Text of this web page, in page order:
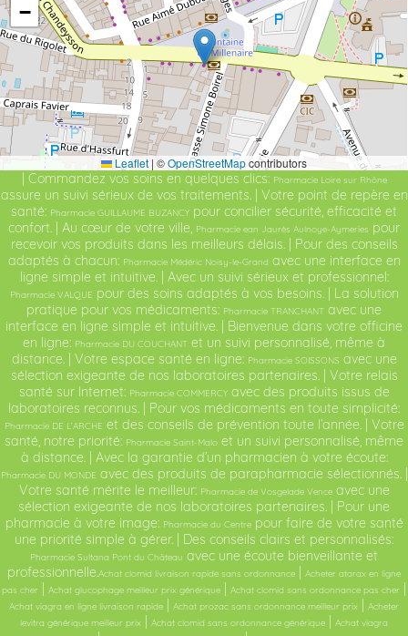
−
Leaflet | ©OpenStreetMapcontributors
| Commandez vos soins en quelques clics: Pharmacie Loire sur Rhône
assure un suivi sérieux de vos traitements. | Votre point de repère en
santé: Pharmacie GUILLAUME BUZANCY pour concilier sécurité, efficacité et
confort. | Au cœur de votre ville, Pharmacie ean Jaurès Aulnoye-Aymeries pour
recevoir vos produits dans les meilleurs délais. | Pour des conseils
adaptés à chacun: Pharmacie Médéric Noisy-le-Grand avec une interface en
ligne simple et intuitive. | Avec un suivi sérieux et professionnel:
Pharmacie VALQUE pour des soins adaptés à vos besoins. | La solution
pratique pour vos médicaments: Pharmacie TRANCHANT avec une
interface en ligne simple et intuitive. | Bienvenue dans votre officine
en ligne: Pharmacie DU COUCHANT et un suivi personnalisé, même à
distance. | Votre espace santé en ligne: Pharmacie SOISSONS avec une
sélection exigeante de nos laboratoires partenaires. | Votre relais
santé sur Internet: Pharmacie COMMERCYavec des produits issus de
laboratoires reconnus. | Pour vos médicaments en toute simplicité:
Pharmacie DE L’ARCHE et des conseils de prévention toute l’année. | Votre
santé, notre priorité: Pharmacie Saint-Malo et un suivi personnalisé, même
à distance. | Avec la garantie d’un pharmacien à votre écoute:
Pharmacie DU MONDE avec des produits de parapharmacie sélectionnés. |
Votre santé mérite le meilleur: Pharmacie de Vosgelade Venceavec une
sélection exigeante de nos laboratoires partenaires. | Pour une
pharmacie à votre image: Pharmacie du Centrepour faire de votre santé
une priorité simple à gérer. | Des conseils clairs et personnalisés:
Pharmacie Sultana Pont du Château avec une écoute bienveillante et
professionnelle.Achat clomid livraison rapide sans ordonnance
Acheter atarax en ligne
pas cher
Achat glucophage meilleur prix générique Achat clomid sans ordonnance pas cher
Achat viagra en ligne livraison rapide Achat prozac sans ordonnance meilleur prix
Acheter
levitra générique meilleur prix
Achat clomid sans ordonnance générique
Achat viagra